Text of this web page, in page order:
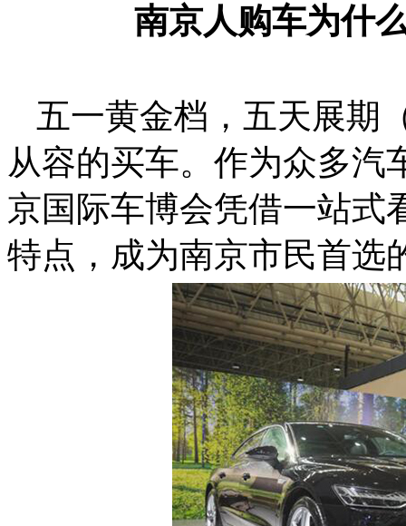
南京人购车为什
五一黄金档，五天展期
从容的买车。作为众多汽
京国际车博会凭借一站式
特点，成为南京市民首选